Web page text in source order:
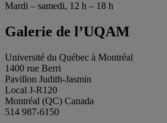
Mardi – samedi, 12 h – 18 h
Galerie de l’UQAM
Université du Québec à Montréal
1400 rue Berri
Pavillon Judith-Jasmin
Local J-R120
Montréal (QC) Canada
514 987-6150